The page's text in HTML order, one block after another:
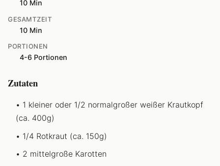
10 Min
GESAMTZEIT
10 Min
PORTIONEN
4-6 Portionen
Zutaten
1 kleiner oder 1/2 normalgroßer weißer Krautkopf
(ca. 400g)
1/4 Rotkraut (ca. 150g)
2 mittelgroße Karotten